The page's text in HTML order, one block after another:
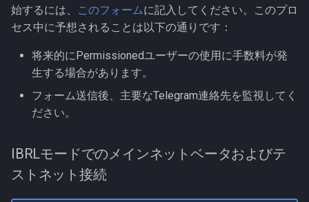
始するには、
このフォームに記入してください。このプロ
セス中に予想されることは以下の通りです：
将来的にPermissionedユーザーの使用に手数料が発
生する場合があります。
フォーム送信後、主要なTelegram連絡先を監視してく
ださい。
IBRLモードでのメインネットベータおよびテ
ストネット接続